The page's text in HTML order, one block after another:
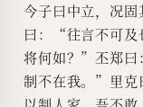
今子曰中立，况
曰：“往言不可及
将何如？”丕郑曰
制不在我。”里克